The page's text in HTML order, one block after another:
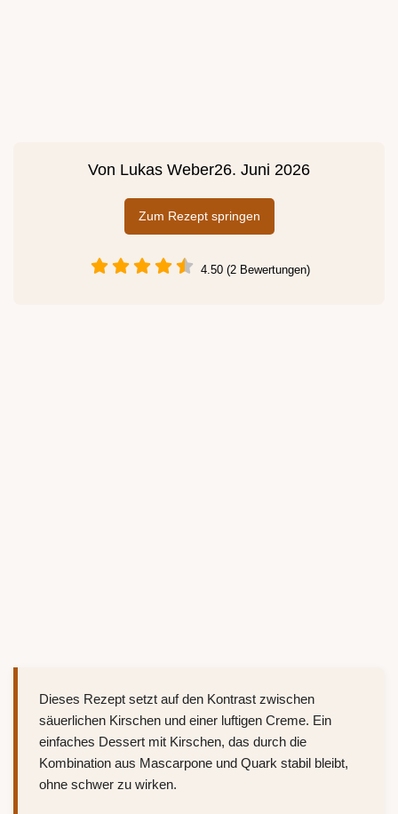
Von Lukas Weber26. Juni 2026
Zum Rezept springen
4.50 (2 Bewertungen)
Dieses Rezept setzt auf den Kontrast zwischen
säuerlichen Kirschen und einer luftigen Creme. Ein
einfaches Dessert mit Kirschen, das durch die
Kombination aus Mascarpone und Quark stabil bleibt,
ohne schwer zu wirken.